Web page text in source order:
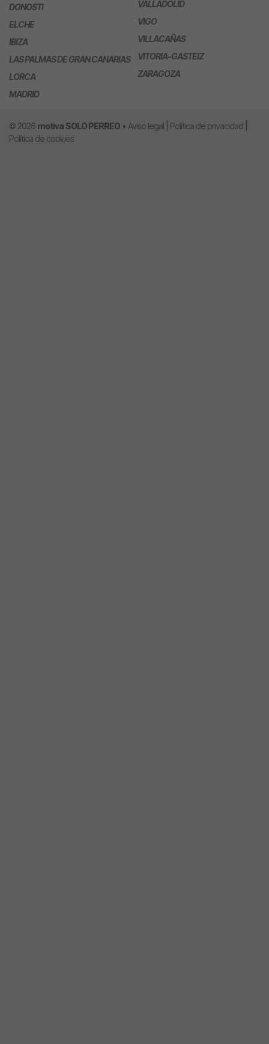
DONOSTI
ELCHE
IBIZA
LAS PALMAS DE GRAN CANARIAS
LORCA
MADRID
VALLADOLID
VIGO
VILLACAÑAS
VITORIA-GASTEIZ
ZARAGOZA
© 2026 motiva SOLO PERREO • Aviso legal Política de privacidad
Política de cookies